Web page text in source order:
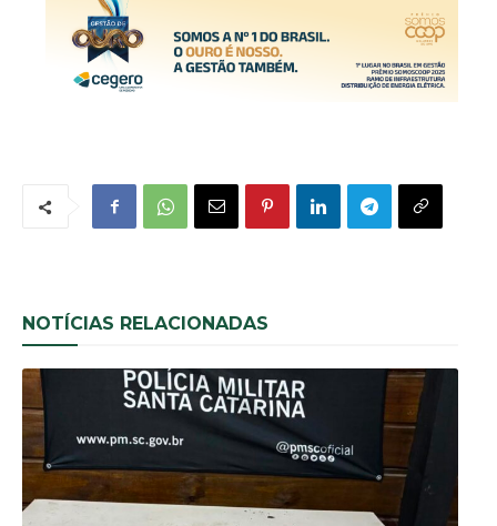
NOTÍCIAS RELACIONADAS